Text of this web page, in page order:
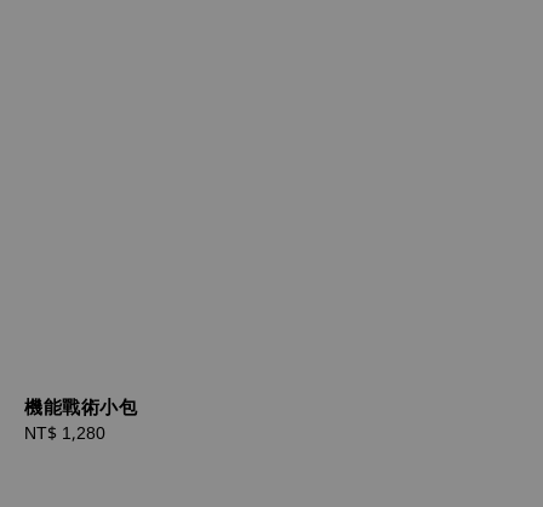
機能戰術小包
Regular
NT$ 1,280